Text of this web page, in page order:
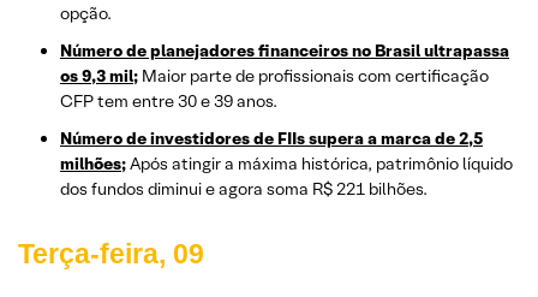
opção.
Número de planejadores financeiros no Brasil ultrapassa
os 9,3 mil; Maior parte de profissionais com certificação
CFP tem entre 30 e 39 anos.
Número de investidores de FIIs supera a marca de 2,5
milhões;Após atingir a máxima histórica, patrimônio líquido
dos fundos diminui e agora soma R$ 221 bilhões.
Terça-feira, 09